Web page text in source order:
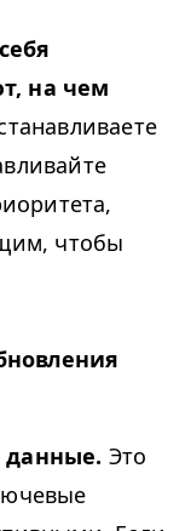
на чем
чтобы
данные. Это